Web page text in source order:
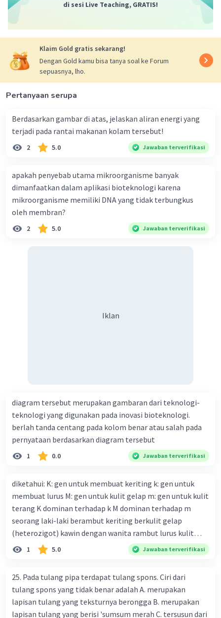
di sesi Live Teaching, GRATIS!
Klaim Gold gratis sekarang!
Dengan Gold kamu bisa tanya soal ke Forum
sepuasnya, lho.
Pertanyaan serupa
Berdasarkan gambar di atas, jelaskan aliran energi yang
terjadi pada rantai makanan kolam tersebut!
2 5.0 Jawaban terverifikasi
apakah penyebab utama mikroorganisme banyak
dimanfaatkan dalam aplikasi bioteknologi karena
mikroorganisme memiliki DNA yang tidak terbungkus
oleh membran?
2 5.0 Jawaban terverifikasi
Iklan
diagram tersebut merupakan gambaran dari teknologi-
teknologi yang digunakan pada inovasi bioteknologi.
berlah tanda centang pada kolom benar atau salah pada
pernyataan berdasarkan diagram tersebut
1 0.0 Jawaban terverifikasi
diketahui: K: gen untuk membuat keriting k: gen untuk
membuat lurus M: gen untuk kulit gelap m: gen untuk kulit
terang K dominan terhadap k M dominan terhadap m
seorang laki-laki berambut keriting berkulit gelap
(heterozigot) kawin dengan wanita rambut lurus kulit
terang tentukan : a. bagan perkawinannya b. rasio
genotipe dan rasio fenotipe nya c. jika perkawinan itu
dengan prosentase
1 5.0 Jawaban terverifikasi
25. Pada tulang pipa terdapat tulang spons. Ciri dari
tulang spons yang tidak benar adalah A. merupakan
lapisan tulang yang teksturnya berongga B. merupakan
lapisan tulang yang berisi 'sumsum merah C. tersusun dari